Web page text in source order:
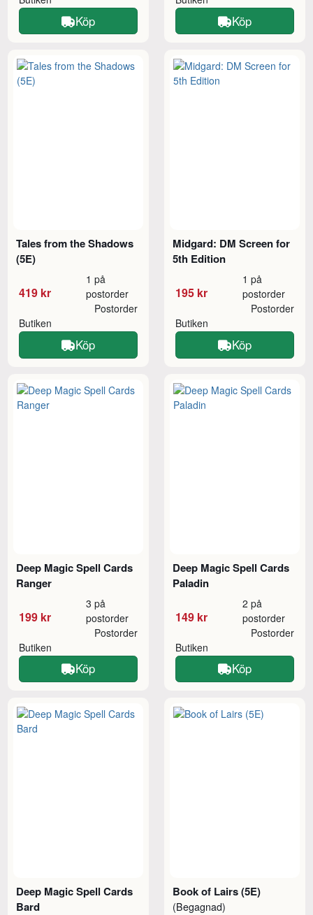
Köp Köp
Tales from the Shadows
(5E)
419 kr
1 på
postorder
Butiken
Postorder
Köp
Midgard: DM Screen for
5th Edition
195 kr
1 på
postorder
Butiken
Postorder
Köp
Deep Magic Spell Cards
Ranger
199 kr
3 på
postorder
Butiken
Postorder
Köp
Deep Magic Spell Cards
Paladin
149 kr
2 på
postorder
Butiken
Postorder
Köp
Deep Magic Spell Cards
Bard
Book of Lairs (5E)
(Begagnad)